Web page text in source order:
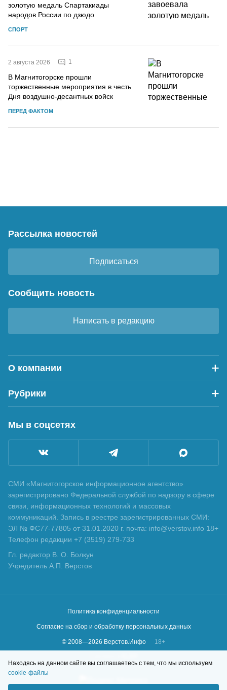
золотую медаль Спартакиады
народов России по дзюдо
СПОРТ
2 августа 2026 1
В Магнитогорске прошли
торжественные мероприятия в честь
Дня воздушно-десантных войск
ПЕРЕД ФАКТОМ
Рассылка новостей
Подписаться
Сообщить новость
Написать в редакцию
О компании
Рубрики
Мы в соцсетях
СМИ «Магнитогорское информационное агентство»
зарегистрировано Федеральной службой по надзору в сфере
связи, информационных технологий и массовых
коммуникаций. Запись в реестре зарегистрированных СМИ:
ЭЛ № ФС77-77805 от 31.01.2020 г. почта: info@verstov.info 18+
Телефон редакции +7 (3519) 279-733
Гл. редактор В. О. Болкун
Учредитель А.П. Верстов
Политика конфиденциальности
Согласие на сбор и обработку персональных данных
© 2008—2026 Верстов.Инфо
18+
Находясь на данном сайте вы соглашаетесь с тем, что мы используем
cookie-файлы